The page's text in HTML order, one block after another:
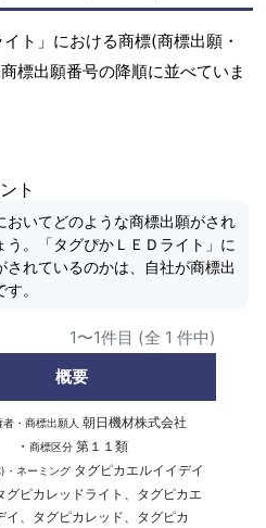
ト」における商標(商標出願・
標出願番号の降順に並べていま
ト
おいてどのような商標出願がされ
。「タグぴかＬＥＤライト」に
れているのかは、自社が商標出
。
1〜1件目 (全 1 件中)
概要
者・商標出願人 朝日機材株式会社
・ 商標区分第１１類
・ネーミングタグピカエルイイデイ
グピカレッドライト、タグピカエ
イ、タグピカレッド、タグピカ